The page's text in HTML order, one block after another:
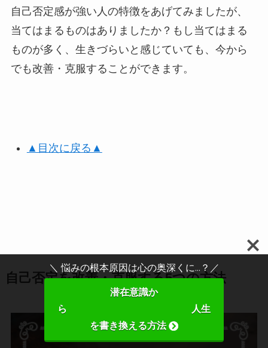
自己否定感が強い人の特徴をあげてみましたが、
当てはまるものはありましたか？もし当てはまる
ものが多く、生きづらいと感じていても、今から
でも改善・克服することができます。
▲目次に戻る▲
自己否定を改善・克服する5つの方法
＼ 悩みの根本原因は心の奥深くに...？／
潜在意識か
ら 人生
を書き換える方法